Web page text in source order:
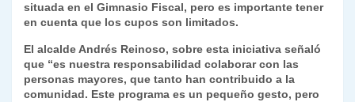
situada en el Gimnasio Fiscal, pero es importante tener
en cuenta que los cupos son limitados.
El alcalde Andrés Reinoso, sobre esta iniciativa señaló
que “es nuestra responsabilidad colaborar con las
personas mayores, que tanto han contribuido a la
comunidad. Este programa es un pequeño gesto, pero